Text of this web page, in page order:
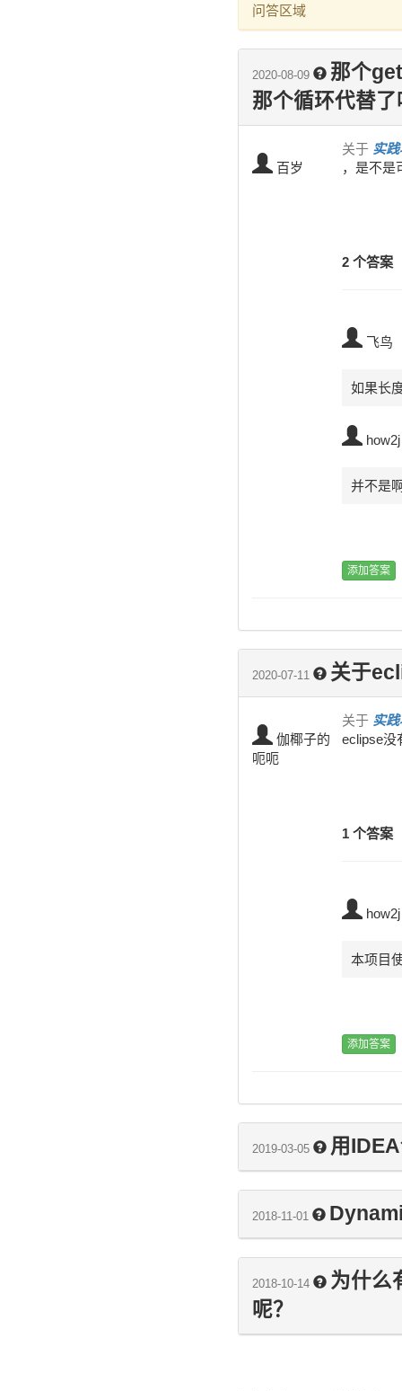
问答区域
2020-08-09
那个
那个循环代替了
百岁
关于 实
，是不是
2 个答案
飞鸟
如果长
how2j
并不是
2020-07-11 关于
伽椰子的
呃呃
关于 实
eclipse没
1 个答案
how2j
本项目
2019-03-05 用
2018-11-01
2018-10-14
为什么
呢？